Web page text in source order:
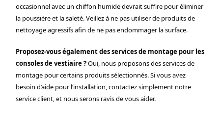
occasionnel avec un chiffon humide devrait suffire pour éliminer
la poussière et la saleté. Veillez à ne pas utiliser de produits de
nettoyage agressifs afin de ne pas endommager la surface.
Proposez-vous également des services de montage pour les
consoles de vestiaire ?Oui, nous proposons des services de
montage pour certains produits sélectionnés. Si vous avez
besoin d’aide pour l’installation, contactez simplement notre
service client, et nous serons ravis de vous aider.